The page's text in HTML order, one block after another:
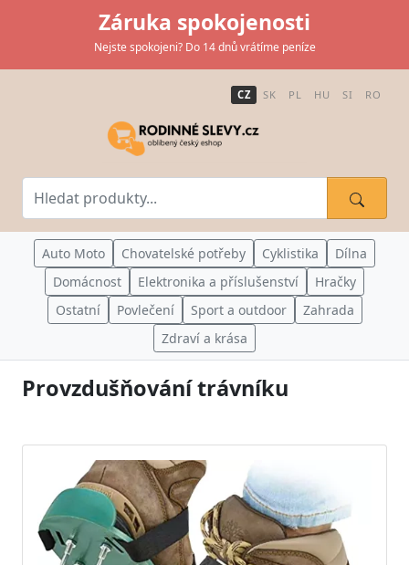
Záruka spokojenosti
Nejste spokojeni? Do 14 dnů vrátíme peníze
CZ SK PL HU SI RO
Auto Moto Chovatelské potřeby Cyklistika
Dílna
Domácnost
Elektronika a příslušenství
Hračky
Ostatní
Povlečení Sport a outdoor
Zahrada
Zdraví a krása
Provzdušňování trávníku